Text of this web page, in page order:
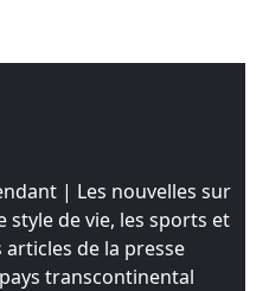
| Les nouvelles sur
style de vie, les sports et
de la presse
transcontinental